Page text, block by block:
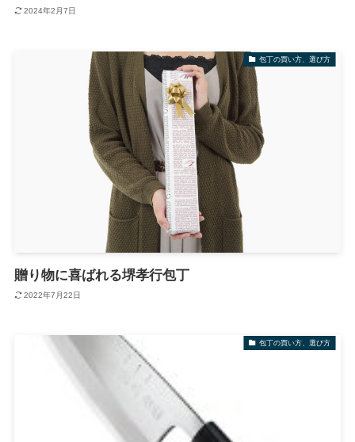
2024年2月7日
包丁の買い方、選び方
贈り物に喜ばれる堺孝行包丁
2022年7月22日
包丁の買い方、選び方